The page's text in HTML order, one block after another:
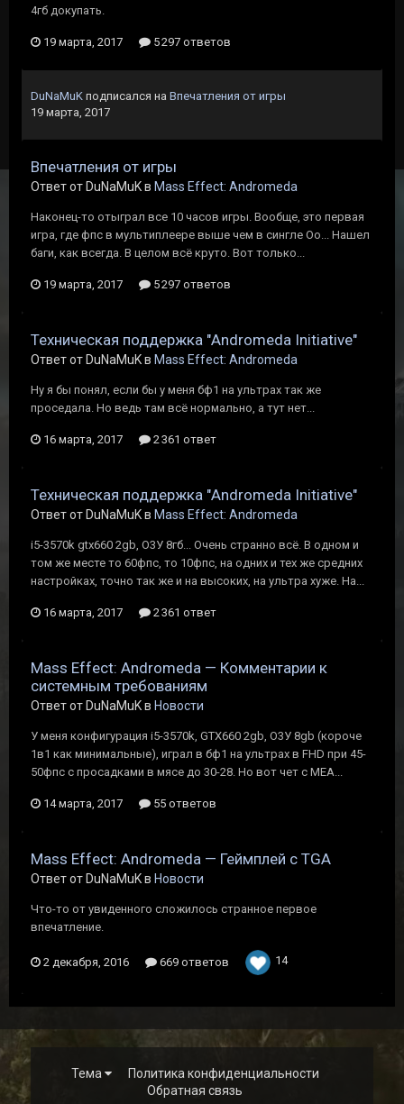
4гб докупать.
19 марта, 2017 5 297 ответов
DuNaMuK подписался на Впечатления от игры
19 марта, 2017
Впечатления от игры
Ответ от DuNaMuK в Mass Effect: Andromeda
Наконец-то отыграл все 10 часов игры. Вообще, это первая
игра, где фпс в мультиплеере выше чем в сингле Оо... Нашел
баги, как всегда. В целом всё круто. Вот только...
19 марта, 2017 5 297 ответов
Техническая поддержка "Andromeda Initiative"
Ответ от DuNaMuK в Mass Effect: Andromeda
Ну я бы понял, если бы у меня бф1 на ультрах так же
проседала. Но ведь там всё нормально, а тут нет...
16 марта, 2017 2 361 ответ
Техническая поддержка "Andromeda Initiative"
Ответ от DuNaMuK в Mass Effect: Andromeda
i5-3570k gtx660 2gb, О3У 8гб... Очень странно всё. В одном и
том же месте то 60фпс, то 10фпс, на одних и тех же средних
настройках, точно так же и на высоких, на ультра хуже. На...
16 марта, 2017 2 361 ответ
Mass Effect: Andromeda — Комментарии к
системным требованиям
Ответ от DuNaMuK в Новости
У меня конфигурация i5-3570k, GTX660 2gb, O3У 8gb (короче
1в1 как минимальные), играл в бф1 на ультрах в FHD при 45-
50фпс с просадками в мясе до 30-28. Но вот чет с МЕА...
14 марта, 2017 55 ответов
Mass Effect: Andromeda — Геймплей с TGA
Ответ от DuNaMuK в Новости
Что-то от увиденного сложилось странное первое
впечатление.
2 декабря, 2016 669 ответов 14
Тема
Политика конфиденциальности
Обратная связь